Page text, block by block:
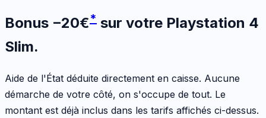
Bonus −20€* sur votre Playstation 4
Slim.
Aide de l'État déduite directement en caisse. Aucune
démarche de votre côté, on s'occupe de tout. Le
montant est déjà inclus dans les tarifs affichés ci-dessus.